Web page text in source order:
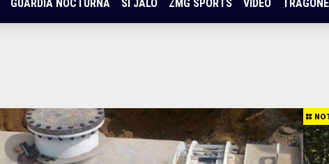
GUARDIA NOCTURNA SI JALO ZMG SPORTS VIDEO